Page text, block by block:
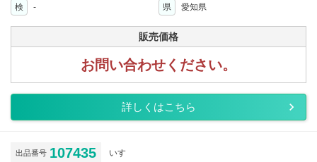
検
- 県 愛知県
販売価格
お問い合わせください。
詳しくはこちら
出品番号 107435 いすゞ